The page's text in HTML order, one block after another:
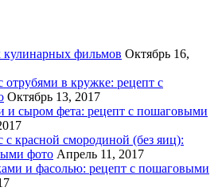
фильмов Октябрь 16,
отрубями в кружке: рецепт с
Октябрь 13, 2017
и сыром фета: рецепт с пошаговыми
красной смородиной (без яиц):
фото Апрель 11, 2017
и фасолью: рецепт с пошаговыми